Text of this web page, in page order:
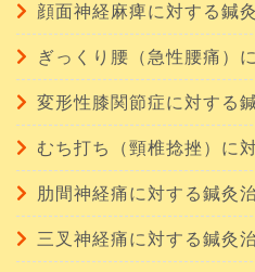
顔面神経麻痺に対する鍼
ぎっくり腰（急性腰痛）
変形性膝関節症に対する
むち打ち（頸椎捻挫）に
肋間神経痛に対する鍼灸
三叉神経痛に対する鍼灸